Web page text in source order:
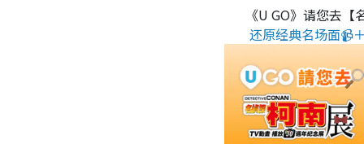
《U GO》请您去
还原经典名场面📹